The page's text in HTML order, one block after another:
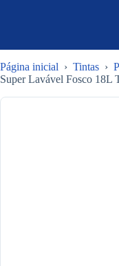
Página inicial › Tintas ›
Super Lavável Fosco 18L